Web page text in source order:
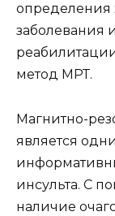
определения
заболевания
метод МРТ.
Магнитно-
является
инсульта. С
наличие